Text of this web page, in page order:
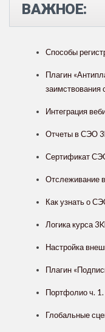
ВАЖНОЕ:
Способы
Плагин
заимствования
Интеграция
Отчеты в СЭО
Сертификат
Отслеживание
Как узнать о
Логика курса
Настройка
Плагин
Портфолио ч.
Глобальные